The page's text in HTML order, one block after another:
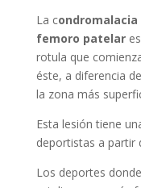
La c
femoro patelares
rotula que
éste, a diferencia
la zona más
Esta lesión tiene
deportistas a partir
Los deportes